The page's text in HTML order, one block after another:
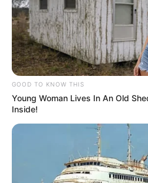
GOOD TO KNOW THIS
Young Woman Lives In An Old
Inside!